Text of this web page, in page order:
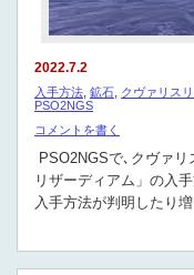
2022.7.2
入手方法 鉱石 クヴァリス
PSO2NGS
コメントを書く
PSO2NGSで､クヴァ
リザーディアム」の入
入手方法が判明したり